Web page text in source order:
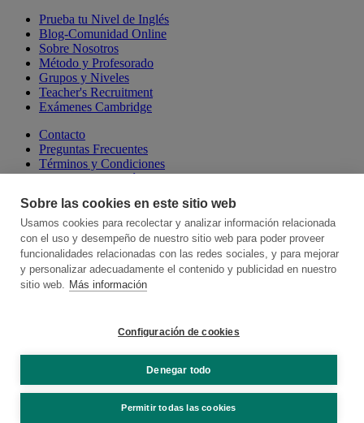
Prueba tu Nivel de Inglés
Blog-Comunidad Online
Sobre Nosotros
Método y Profesorado
Grupos y Niveles
Teacher's Recruitment
Exámenes Cambridge
Contacto
Preguntas Frecuentes
Términos y Condiciones
Aviso Legal y Política de Privacidad
Canal de Denuncias
Talking Online School
Cambridge Escuelas Presenciales
Hablamos, Spanish Language School
Somos miembros de:
Sobre las cookies en este sitio web
Usamos cookies para recolectar y analizar información relacionada
con el uso y desempeño de nuestro sitio web para poder proveer
funcionalidades relacionadas con las redes sociales, y para mejorar
y personalizar adecuadamente el contenido y publicidad en nuestro
sitio web. Más información
Configuración de cookies
Denegar todo
Permitir todas las cookies